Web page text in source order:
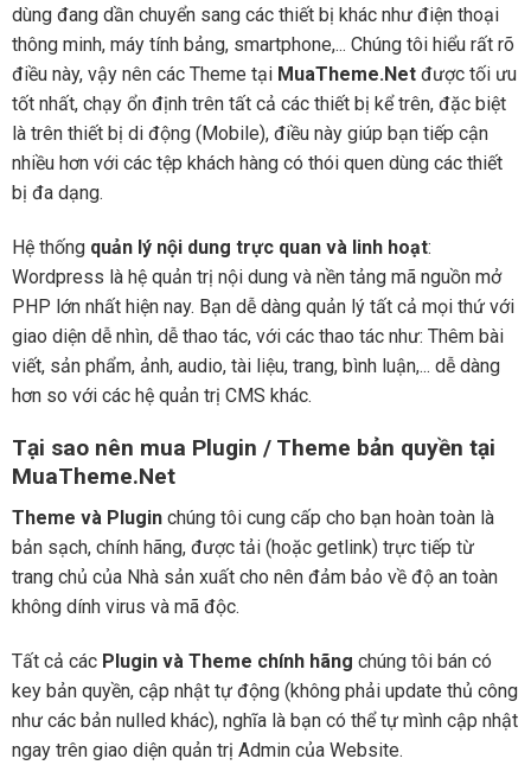
dùng đang dần chuyển sang các thiết bị khác như điện thoại
thông minh, máy tính bảng, smartphone,... Chúng tôi hiểu rất rõ
điều này, vậy nên các Theme tại MuaTheme.Net được tối ưu
tốt nhất, chạy ổn định trên tất cả các thiết bị kể trên, đặc biệt
là trên thiết bị di động (Mobile), điều này giúp bạn tiếp cận
nhiều hơn với các tệp khách hàng có thói quen dùng các thiết
bị đa dạng.
Hệ thống quản lý nội dung trực quan và linh hoạt:
Wordpress là hệ quản trị nội dung và nền tảng mã nguồn mở
PHP lớn nhất hiện nay. Bạn dễ dàng quản lý tất cả mọi thứ với
giao diện dễ nhìn, dễ thao tác, với các thao tác như: Thêm bài
viết, sản phẩm, ảnh, audio, tài liệu, trang, bình luận,... dễ dàng
hơn so với các hệ quản trị CMS khác.
Tại sao nên mua Plugin / Theme bản quyền tại
MuaTheme.Net
Theme và Plugin chúng tôi cung cấp cho bạn hoàn toàn là
bản sạch, chính hãng, được tải (hoặc getlink) trực tiếp từ
trang chủ của Nhà sản xuất cho nên đảm bảo về độ an toàn
không dính virus và mã độc.
Tất cả các Plugin và Theme chính hãng chúng tôi bán có
key bản quyền, cập nhật tự động (không phải update thủ công
như các bản nulled khác), nghĩa là bạn có thể tự mình cập nhật
ngay trên giao diện quản trị Admin của Website.